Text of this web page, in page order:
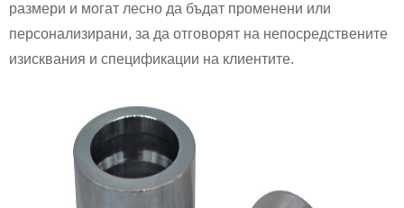
размери и могат лесно да бъдат променени или
персонализирани, за да отговорят на непосредствените
изисквания и спецификации на клиентите.